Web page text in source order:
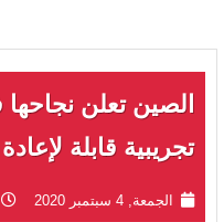
الصين تعلن
تجريبية قابلة
الجمعة, 4 سبتمبر 2020